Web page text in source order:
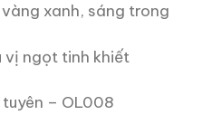
xanh, sáng trong
vị ngọt tinh khiết
– OL008